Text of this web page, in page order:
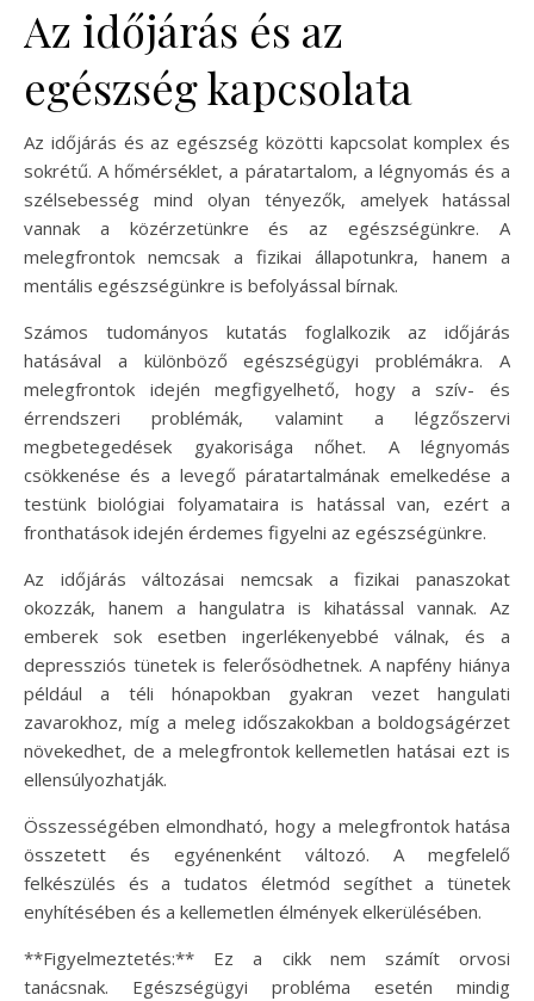
Az időjárás és az
egészség kapcsolata
Az időjárás és az egészség közötti kapcsolat komplex és
sokrétű. A hőmérséklet, a páratartalom, a légnyomás és a
szélsebesség mind olyan tényezők, amelyek hatással
vannak a közérzetünkre és az egészségünkre. A
melegfrontok nemcsak a fizikai állapotunkra, hanem a
mentális egészségünkre is befolyással bírnak.
Számos tudományos kutatás foglalkozik az időjárás
hatásával a különböző egészségügyi problémákra. A
melegfrontok idején megfigyelhető, hogy a szív- és
érrendszeri problémák, valamint a légzőszervi
megbetegedések gyakorisága nőhet. A légnyomás
csökkenése és a levegő páratartalmának emelkedése a
testünk biológiai folyamataira is hatással van, ezért a
fronthatások idején érdemes figyelni az egészségünkre.
Az időjárás változásai nemcsak a fizikai panaszokat
okozzák, hanem a hangulatra is kihatással vannak. Az
emberek sok esetben ingerlékenyebbé válnak, és a
depressziós tünetek is felerősödhetnek. A napfény hiánya
például a téli hónapokban gyakran vezet hangulati
zavarokhoz, míg a meleg időszakokban a boldogságérzet
növekedhet, de a melegfrontok kellemetlen hatásai ezt is
ellensúlyozhatják.
Összességében elmondható, hogy a melegfrontok hatása
összetett és egyénenként változó. A megfelelő
felkészülés és a tudatos életmód segíthet a tünetek
enyhítésében és a kellemetlen élmények elkerülésében.
**Figyelmeztetés:** Ez a cikk nem számít orvosi
tanácsnak. Egészségügyi probléma esetén mindig